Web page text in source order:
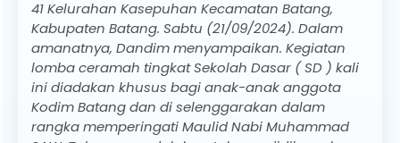
41 Kelurahan Kasepuhan Kecamatan Batang,
Kabupaten Batang. Sabtu (21/09/2024). Dalam
amanatnya, Dandim menyampaikan. Kegiatan
lomba ceramah tingkat Sekolah Dasar ( SD ) kali
ini diadakan khusus bagi anak-anak anggota
Kodim Batang dan di selenggarakan dalam
rangka memperingati Maulid Nabi Muhammad